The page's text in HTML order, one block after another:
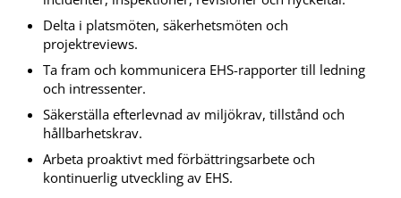
Delta i platsmöten, säkerhetsmöten och
projektreviews.
Ta fram och kommunicera EHS-rapporter till ledning
och intressenter.
Säkerställa efterlevnad av miljökrav, tillstånd och
hållbarhetskrav.
Arbeta proaktivt med förbättringsarbete och
kontinuerlig utveckling av EHS.